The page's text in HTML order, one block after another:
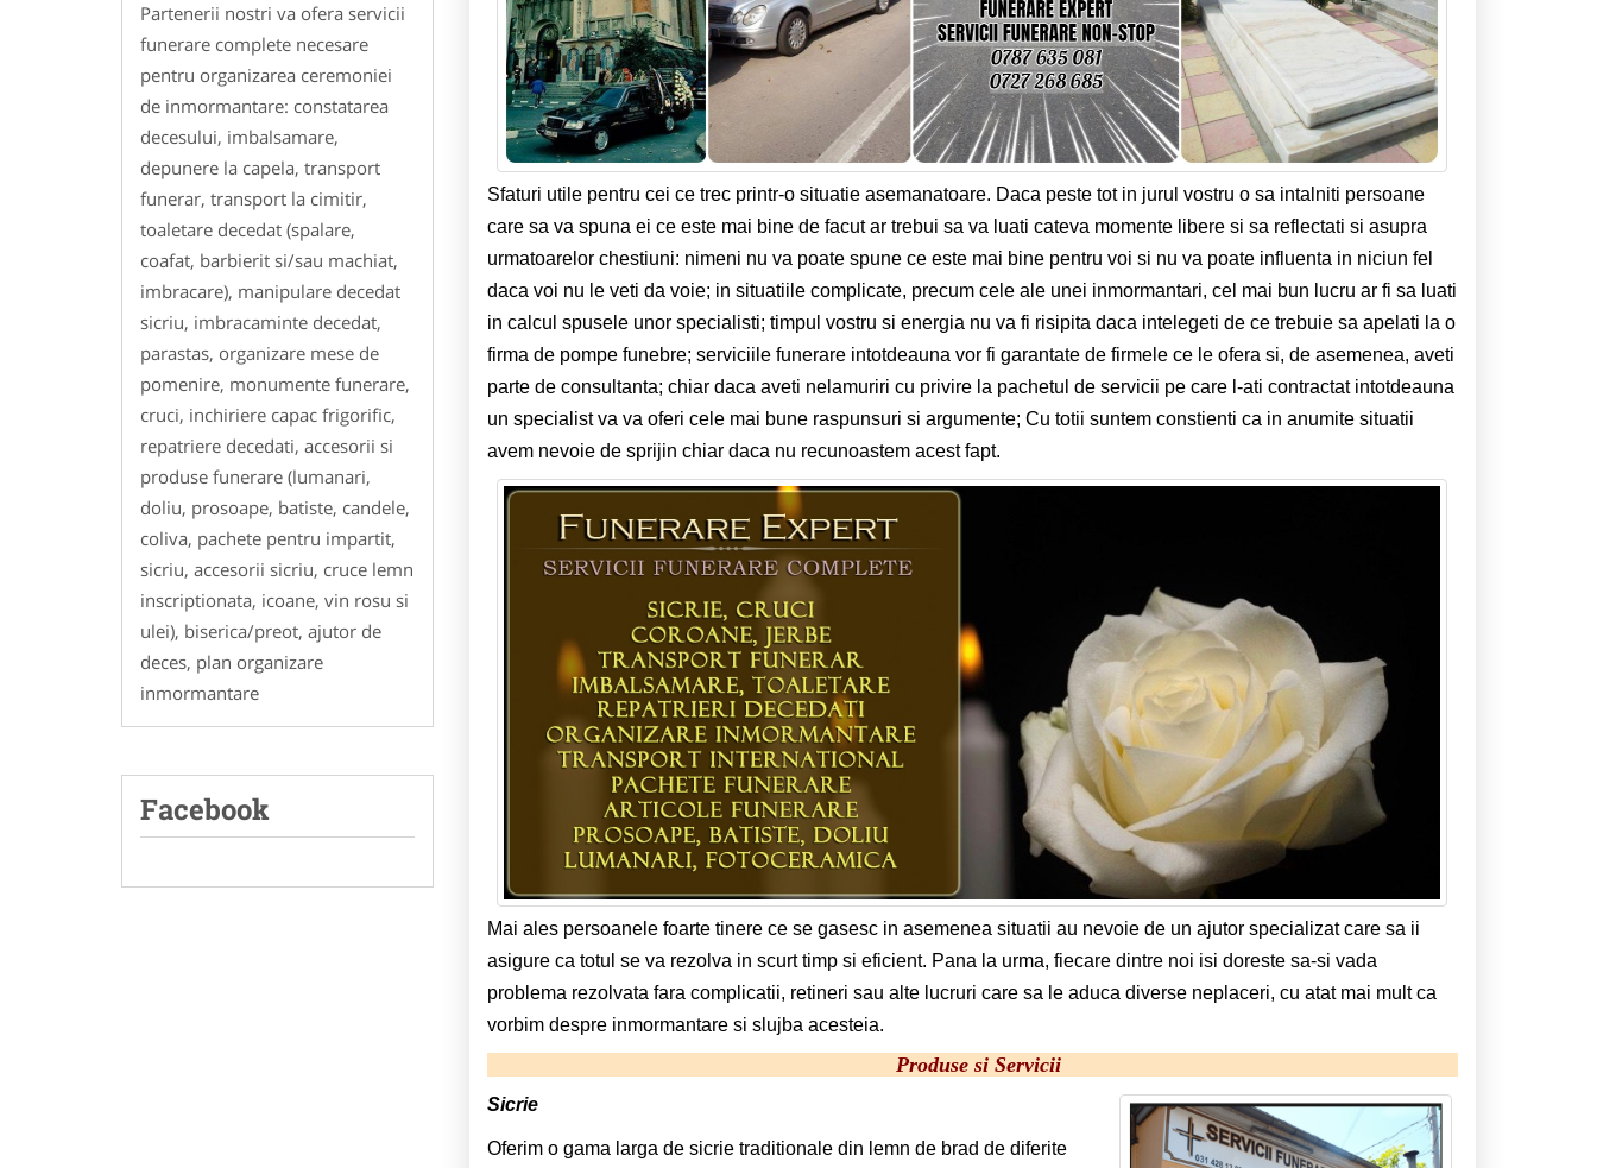
Partenerii nostri va ofera servicii
funerare complete necesare
pentru organizarea ceremoniei
de inmormantare: constatarea
decesului, imbalsamare,
depunere la capela, transport
funerar, transport la cimitir,
toaletare decedat (spalare,
coafat, barbierit si/sau machiat,
imbracare), manipulare decedat
sicriu, imbracaminte decedat,
parastas, organizare mese de
pomenire, monumente funerare,
cruci, inchiriere capac frigorific,
repatriere decedati, accesorii si
produse funerare (lumanari,
doliu, prosoape, batiste, candele,
coliva, pachete pentru impartit,
sicriu, accesorii sicriu, cruce lemn
inscriptionata, icoane, vin rosu si
ulei), biserica/preot, ajutor de
deces, plan organizare
inmormantare
Facebook
Sfaturi utile pentru cei ce trec printr-o situatie asemanatoare. Daca peste tot in jurul vostru o sa intalniti persoane
care sa va spuna ei ce este mai bine de facut ar trebui sa va luati cateva momente libere si sa reflectati si asupra
urmatoarelor chestiuni: nimeni nu va poate spune ce este mai bine pentru voi si nu va poate influenta in niciun fel
daca voi nu le veti da voie; in situatiile complicate, precum cele ale unei inmormantari, cel mai bun lucru ar fi sa luati
in calcul spusele unor specialisti; timpul vostru si energia nu va fi risipita daca intelegeti de ce trebuie sa apelati la o
firma de pompe funebre; serviciile funerare intotdeauna vor fi garantate de firmele ce le ofera si, de asemenea, aveti
parte de consultanta; chiar daca aveti nelamuriri cu privire la pachetul de servicii pe care l-ati contractat intotdeauna
un specialist va va oferi cele mai bune raspunsuri si argumente; Cu totii suntem constienti ca in anumite situatii
avem nevoie de sprijin chiar daca nu recunoastem acest fapt.
Mai ales persoanele foarte tinere ce se gasesc in asemenea situatii au nevoie de un ajutor specializat care sa ii
asigure ca totul se va rezolva in scurt timp si eficient. Pana la urma, fiecare dintre noi isi doreste sa-si vada
problema rezolvata fara complicatii, retineri sau alte lucruri care sa le aduca diverse neplaceri, cu atat mai mult ca
vorbim despre inmormantare si slujba acesteia.
Produse si Servicii
Sicrie
Oferim o gama larga de sicrie traditionale din lemn de brad de diferite